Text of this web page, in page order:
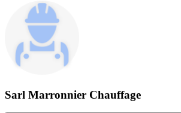
Sarl Marronnier Chauffage